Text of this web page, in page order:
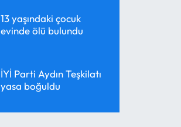
13 yaşındaki çocuk
evinde ölü bulundu
İYİ Parti Aydın Teşkilatı
yasa boğuldu